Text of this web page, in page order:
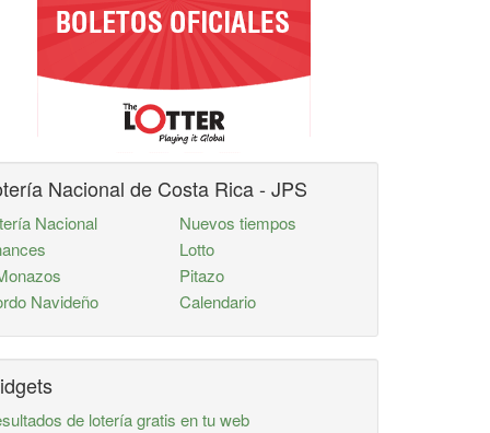
Nacional de Costa Rica - JPS
Nacional
Navideño
Nuevos tiempos
Lotto
Pitazo
Calendario
de lotería gratis en tu web